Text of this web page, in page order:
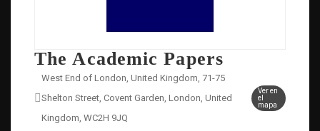
The Academic Papers
West End of London, United Kingdom, 71-75
Shelton Street, Covent Garden, London, United
Kingdom, WC2H 9JQ
Ver en
el
mapa